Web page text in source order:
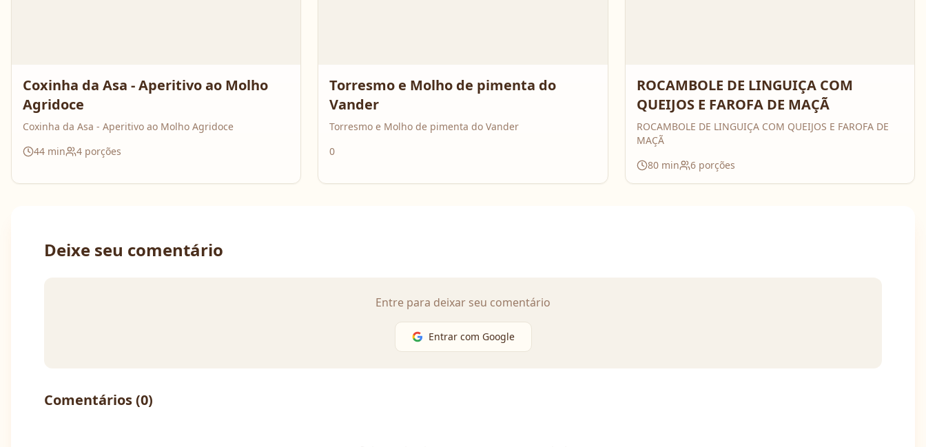
Coxinha da Asa - Aperitivo ao Molho
Agridoce
Coxinha da Asa - Aperitivo ao Molho Agridoce
44 min 4 porções
Torresmo e Molho de pimenta do
Vander
Torresmo e Molho de pimenta do Vander
0
ROCAMBOLE DE LINGUIÇA COM
QUEIJOS E FAROFA DE MAÇÃ
ROCAMBOLE DE LINGUIÇA COM QUEIJOS E FAROFA DE
MAÇÃ
80min 6porções
Deixe seu comentário
Entre para deixar seu comentário
Entrar com Google
Comentários (0)